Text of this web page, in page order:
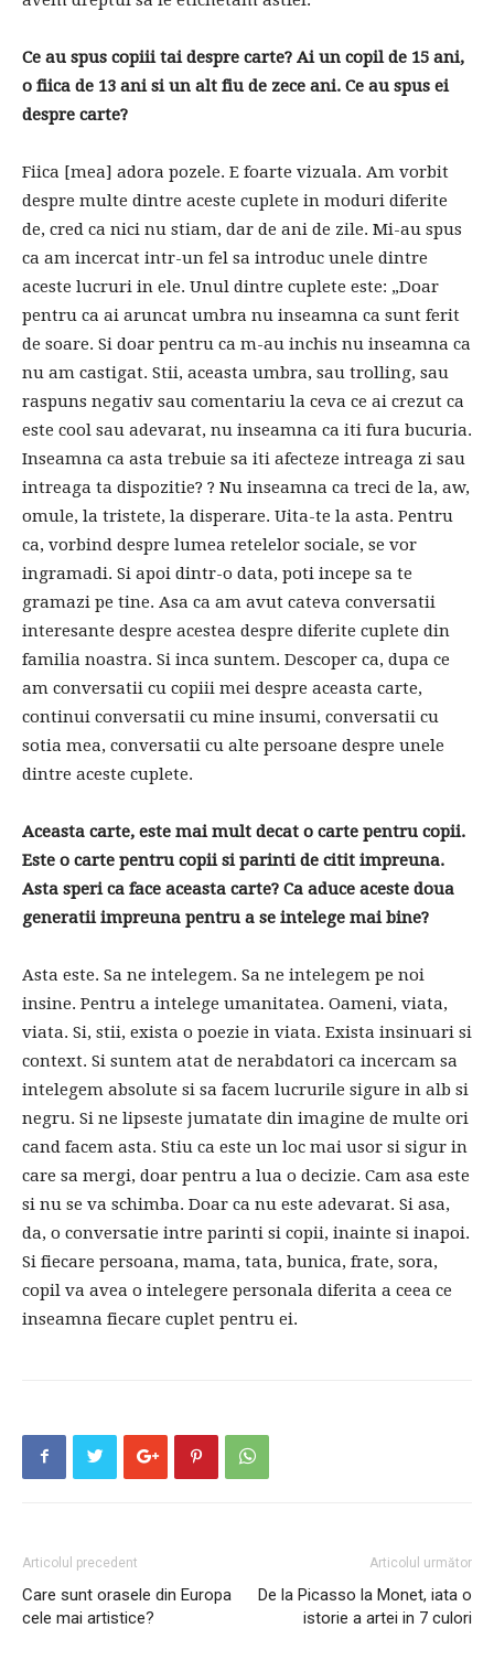
Ce au spus copiii tai despre carte? Ai un copil de 15 ani,
o fiica de 13 ani si un alt fiu de zece ani. Ce au spus ei
despre carte?
Fiica [mea] adora pozele. E foarte vizuala. Am vorbit
despre multe dintre aceste cuplete in moduri diferite
de, cred ca nici nu stiam, dar de ani de zile. Mi-au spus
ca am incercat intr-un fel sa introduc unele dintre
aceste lucruri in ele. Unul dintre cuplete este: „Doar
pentru ca ai aruncat umbra nu inseamna ca sunt ferit
de soare. Si doar pentru ca m-au inchis nu inseamna ca
nu am castigat. Stii, aceasta umbra, sau trolling, sau
raspuns negativ sau comentariu la ceva ce ai crezut ca
este cool sau adevarat, nu inseamna ca iti fura bucuria.
Inseamna ca asta trebuie sa iti afecteze intreaga zi sau
intreaga ta dispozitie? ? Nu inseamna ca treci de la, aw,
omule, la tristete, la disperare. Uita-te la asta. Pentru
ca, vorbind despre lumea retelelor sociale, se vor
ingramadi. Si apoi dintr-o data, poti incepe sa te
gramazi pe tine. Asa ca am avut cateva conversatii
interesante despre acestea despre diferite cuplete din
familia noastra. Si inca suntem. Descoper ca, dupa ce
am conversatii cu copiii mei despre aceasta carte,
continui conversatii cu mine insumi, conversatii cu
sotia mea, conversatii cu alte persoane despre unele
dintre aceste cuplete.
Aceasta carte, este mai mult decat o carte pentru copii.
Este o carte pentru copii si parinti de citit impreuna.
Asta speri ca face aceasta carte? Ca aduce aceste doua
generatii impreuna pentru a se intelege mai bine?
Asta este. Sa ne intelegem. Sa ne intelegem pe noi
insine. Pentru a intelege umanitatea. Oameni, viata,
viata. Si, stii, exista o poezie in viata. Exista insinuari si
context. Si suntem atat de nerabdatori ca incercam sa
intelegem absolute si sa facem lucrurile sigure in alb si
negru. Si ne lipseste jumatate din imagine de multe ori
cand facem asta. Stiu ca este un loc mai usor si sigur in
care sa mergi, doar pentru a lua o decizie. Cam asa este
si nu se va schimba. Doar ca nu este adevarat. Si asa,
da, o conversatie intre parinti si copii, inainte si inapoi.
Si fiecare persoana, mama, tata, bunica, frate, sora,
copil va avea o intelegere personala diferita a ceea ce
inseamna fiecare cuplet pentru ei.
Articolul precedent
Care sunt orasele din Europa
cele mai artistice?
Articolul următor
De la Picasso la Monet, iata ​​o
istorie a artei in 7 culori